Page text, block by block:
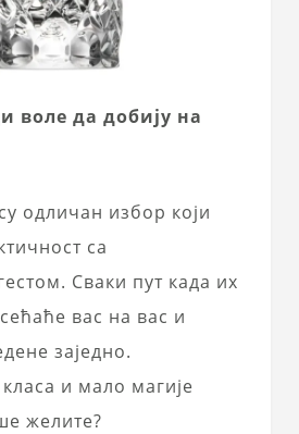
воле да добију на
одличан избор који
са
Сваки пут када их
вас на вас и
заједно.
класа и мало магије
желите?